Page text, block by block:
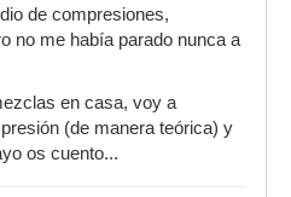
de compresiones,
no me había parado nunca a
en casa, voy a
(de manera teórica) y
os cuento...